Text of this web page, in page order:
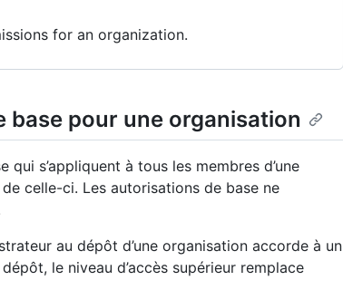
for an organization.
pour une organisation
s’appliquent à tous les membres d’une
celle-ci. Les autorisations de base ne
au dépôt d’une organisation accorde à un
le niveau d’accès supérieur remplace